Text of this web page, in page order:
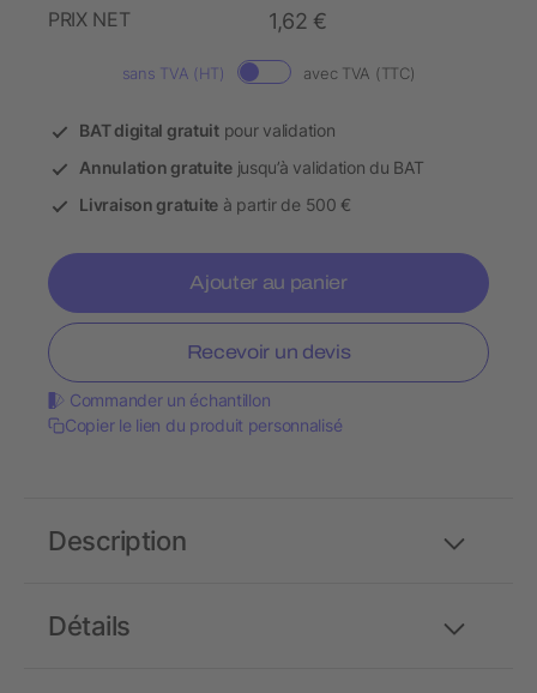
PRIX NET
1,62 €
sans TVA (HT) avec TVA (TTC)
BAT digital gratuitpour validation
Annulation gratuitejusqu’à validation du BAT
Livraison gratuite à partir de 500 €
Ajouter au panier
Recevoir un devis
Commander un échantillon
Copier le lien du produit personnalisé
Détails
Description